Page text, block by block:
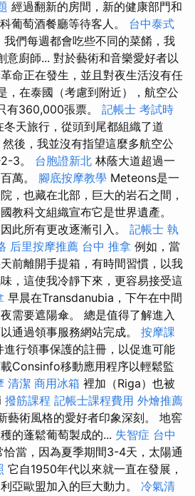
經過翻新的房間，新的健康部門和
葡萄酒餐廳等待客人。 台中泰式
們每週都會吃些不同的菜餚，我
廚師... 對於藝術和音樂愛好者以
命正在發生，並且對夜生活沒有任
，在泰國（考慮到附近），航空公
有360,000張票。 記帳士 考試時
天旅行，從頭到尾都組織了道
然後，我並沒有指望這麼多航空公
3。 台胞證新北 林蔭大道超過一
萬。 腳底按摩教學 Meteons是一
，也藏在北部，巨大的岩石之間，
教科文組織宣布它是世界遺產。
此所有更改逐漸引入。 記帳士 執
后里按摩推薦 台中 推拿 例如，當
前離開手提箱，有時間習慣，以我
，這使我冷靜下來，更容易接受這
早晨在Transdanubia，下午在中間
需要遮陽傘。 總是值得了解進入
通過領事服務網站完成。 按摩課
行領事保護的註冊，以促進可能
Consinfo移動應用程序以輕鬆監
清潔 商用冰箱 裡加（Riga）也被
撥筋課程 記帳士課程費用 外燴推薦
藝術風格的愛好者印象深刻。 地窖
的蓬鬆葡萄製成的... 失智症 台中
恰當，因為夏季期間3-4天，太陽通
它自1950年代以來就一直在發展，
亞歐盟加入的巨大動力。 冷氣清